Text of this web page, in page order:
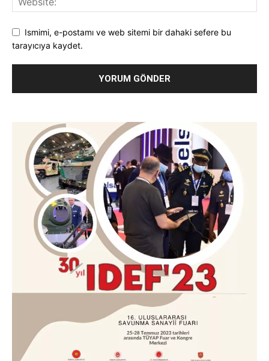
Ismimi, e-postamı ve web sitemi bir dahaki sefere bu
tarayıcıya kaydet.